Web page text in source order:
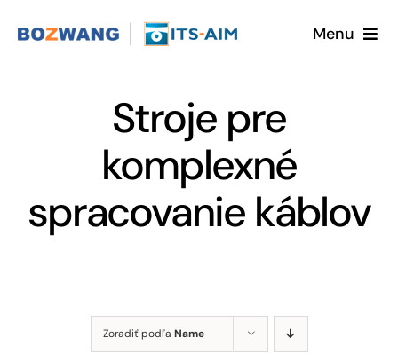
Menu
O nás
Ponuka
Stroje pre
komplexné
spracovanie káblov
Zoradiť podľa Name